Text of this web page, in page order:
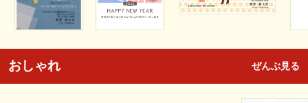
おしゃれ ぜんぶ見る